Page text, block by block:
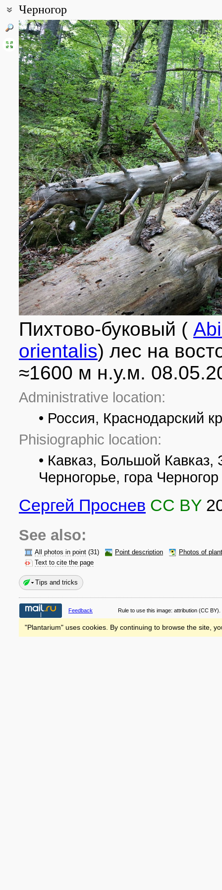
Черногор
Coordinates:
44° 05′ 21.53″ N, 39° 46′ 50.31″ E (view at maps ofGoogle,
Point description:
Гора Черногор (1754 м н.у.м.) - самая высокая точка плато
юго-восток параллельно ГКХ. Находится в Апшеронском районе
Отдаленный ("Шпалорез").
Вершина горы Черногор платообразная, полностью покрытая
и глубины, образованных в результате карстовых процессов.
из Abies nordmanniana, Fagus orientalis, Taxus baccata, Acer
много одиночных деревьев и зарослей кустарников Acer
cerasus officinalis, Philadelphus caucasicus.
All photos(31) Photos of plants & lichens(191)
Пихтово-буковый (
orientalis) лес на
≈1600 м н.у.м.
Administrative location:
• Россия, Краснодарский
Phisiographic location:
• Кавказ, Большой
Черногорье, гора Черногор
Сергей Проснев CC BY
See also:
All photos in point (31) Point description
Photos of
Text to cite the page
Tips and tricks
Feedback Rule to use this image: attribution (CC BY).
"Plantarium" uses cookies. By continuing to browse the site,